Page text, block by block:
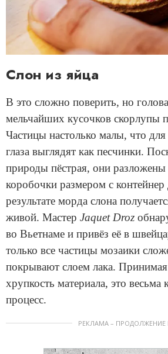
Слон из яйца
В это сложно поверить, но
мельчайших кусочков скорлупы
Частицы настолько малы, что
глаза выглядят как песчинки.
природы пёстрая, они разложены
коробочки размером с
результате морда слона
живой. Мастер Jaquet Droz
во Вьетнаме и привёз её в
только все частицы мозаики
покрывают слоем лака.
хрупкость материала, это весьма
процесс.
РЕКЛАМА – ПРОДОЛЖЕНИЕ